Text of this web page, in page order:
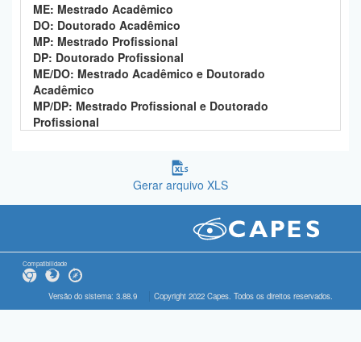
ME: Mestrado Acadêmico
DO: Doutorado Acadêmico
MP: Mestrado Profissional
DP: Doutorado Profissional
ME/DO: Mestrado Acadêmico e Doutorado
Acadêmico
MP/DP: Mestrado Profissional e Doutorado
Profissional
Gerar arquivo XLS
Compatibilidade
Versão do sistema: 3.88.9 Copyright 2022 Capes. Todos os direitos reservados.